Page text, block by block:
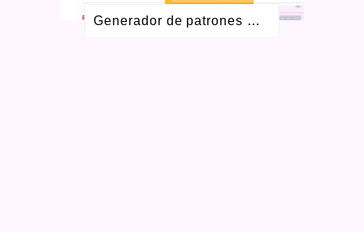
MAYO 2015
2
Generador de patrones Colorwork gratis para crochet y dos agujas